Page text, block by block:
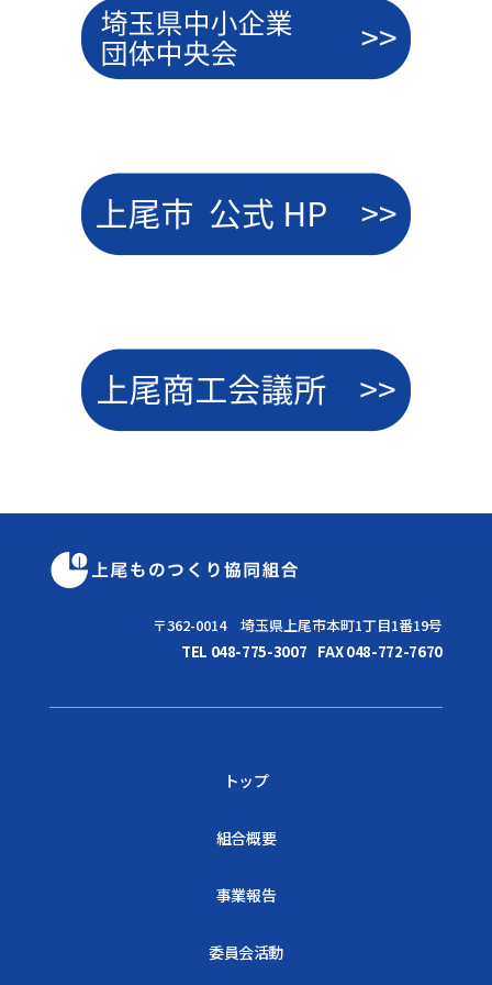
〒362-0014 埼玉県上尾市本町1丁目1番19号
TEL 048-775-3007 FAX 048-772-7670
トップ
組合概要
事業報告
委員会活動